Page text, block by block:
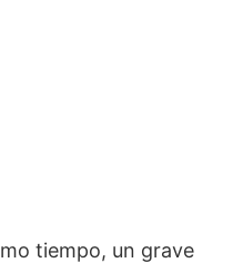
tiempo, un grave